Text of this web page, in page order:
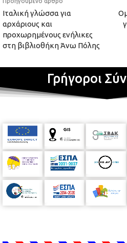
Ιταλική γλώσσα για
αρχάριους και
προχωρημένους ενήλικες
στη βιβλιοθήκη Άνω Πόλης
Γρήγοροι